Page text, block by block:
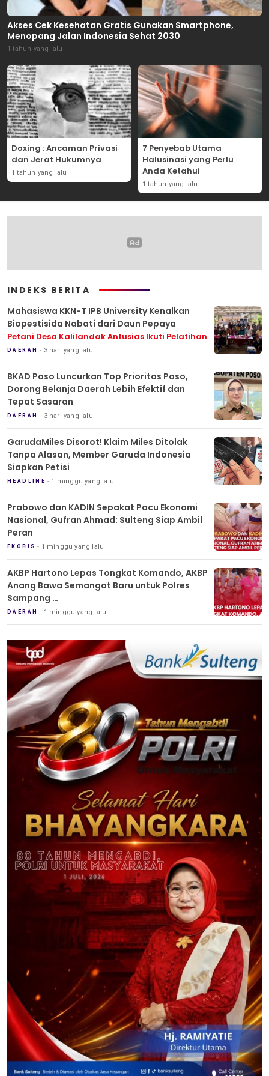
Akses Cek Kesehatan Gratis Gunakan Smartphone,
Menopang Jalan Indonesia Sehat 2030
1 tahun yang lalu
Doxing : Ancaman Privasi
dan Jerat Hukumnya
1 tahun yang lalu
7 Penyebab Utama
Halusinasi yang Perlu
Anda Ketahui
1 tahun yang lalu
INDEKS BERITA
Mahasiswa KKN-T IPB University Kenalkan
Biopestisida Nabati dari Daun Pepaya
Petani Desa Kalilandak Antusias Ikuti Pelatihan
DAERAH 3 hari yang lalu
BKAD Poso Luncurkan Top Prioritas Poso,
Dorong Belanja Daerah Lebih Efektif dan
Tepat Sasaran
DAERAH 3 hari yang lalu
GarudaMiles Disorot! Klaim Miles Ditolak
Tanpa Alasan, Member Garuda Indonesia
Siapkan Petisi
HEADLINE 1 minggu yang lalu
Prabowo dan KADIN Sepakat Pacu Ekonomi
Nasional, Gufran Ahmad: Sulteng Siap Ambil
Peran
EKOBIS 1 minggu yang lalu
AKBP Hartono Lepas Tongkat Komando, AKBP
Anang Bawa Semangat Baru untuk Polres
Sampang
Tradisi Pedang Pora Iringi Sertijab Kapolres
Sampang
DAERAH 1 minggu yang lalu